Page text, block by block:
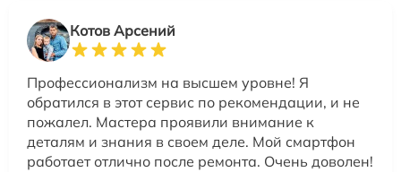
Котов Арсений
Профессионализм на высшем уровне! Я
обратился в этот сервис по рекомендации, и не
пожалел. Мастера проявили внимание к
деталям и знания в своем деле. Мой смартфон
работает отлично после ремонта. Очень доволен!